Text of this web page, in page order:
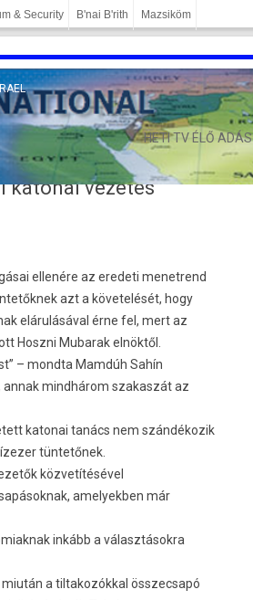
& Security B'nai B'rith Mazsiköm
HETI TV ÉLŐ ADÁS
katonai vezetés
ellenére az eredeti menetrend
azt a követelését, hogy
elárulásával érne fel, mert az
Hoszni Mubarak elnöktől.
– mondta Mamdúh Sahín
mindhárom szakaszát az
katonai tanács nem szándékozik
tüntetőnek.
közvetítésével
amelyekben már
inkább a választásokra
a tiltakozókkal összecsapó